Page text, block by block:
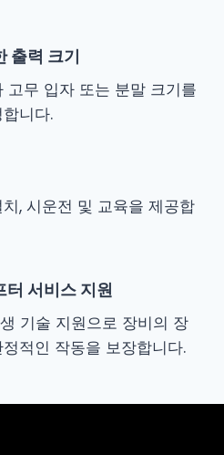
출력 크기
고무 입자 또는 분말 크기를
니다.
, 시운전 및 교육을 제공합
터 서비스 지원
기술 지원으로 장비의 장
적인 작동을 보장합니다.